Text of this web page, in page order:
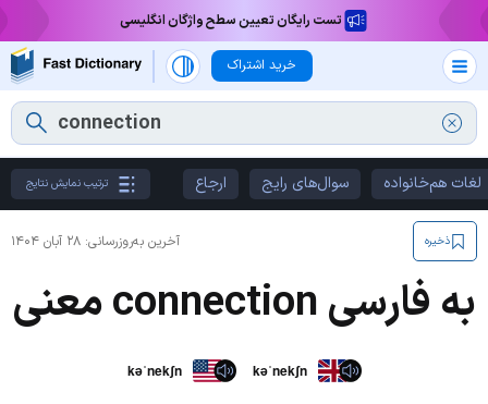
تست رایگان تعیین سطح واژگان انگلیسی
خرید اشتراک
لغات هم‌خانواده سوال‌های رایج ارجاع ترتیب نمایش نتایج
آخرین به‌روزرسانی: ۲۸ آبان ۱۴۰۴ ذخیره
معنی connection به فارسی
kəˈnekʃn kəˈnekʃn